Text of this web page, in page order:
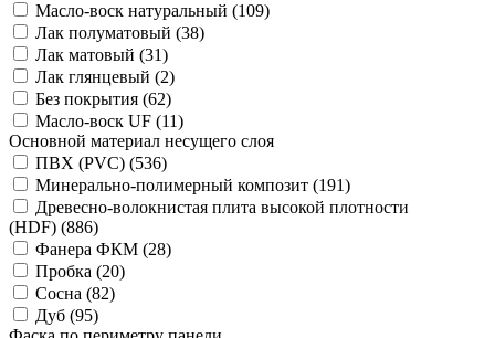
Масло-воск натуральный (109)
Лак полуматовый (38)
Лак матовый (31)
Лак глянцевый (2)
Без покрытия (62)
Масло-воск UF (11)
Основной материал несущего слоя
ПВХ (PVC) (536)
Минерально-полимерный композит (191)
Древесно-волокнистая плита высокой плотности
(HDF) (886)
Фанера ФКМ (28)
Пробка (20)
Сосна (82)
Дуб (95)